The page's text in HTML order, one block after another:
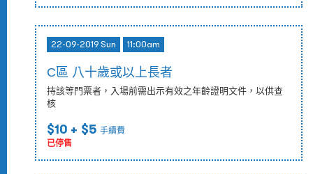
22-09-2019 Sun 11:00am
C區 八十歲或以上長者
持該等門票者，入場前需出示有效之年齡證明文件，以供查
核
$10 + $5 手續費
已停售